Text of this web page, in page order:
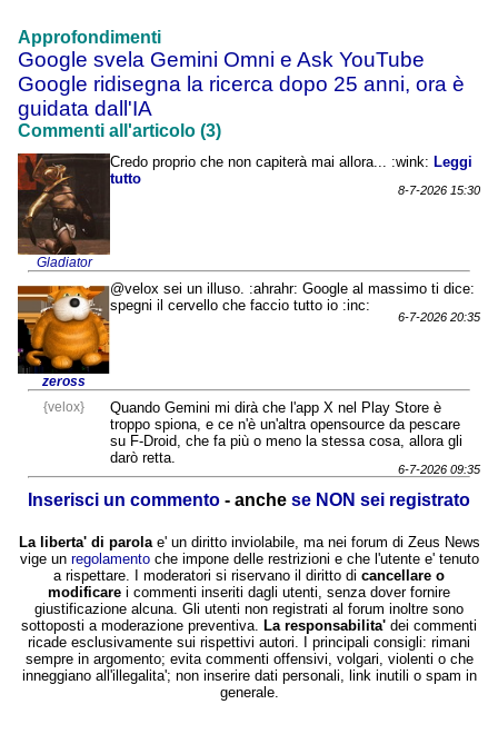
Approfondimenti
Google svela Gemini Omni e Ask YouTube
Google ridisegna la ricerca dopo 25 anni, ora è
guidata dall'IA
Commenti all'articolo (3)
Gladiator
Credo proprio che non capiterà mai allora... :wink: Leggi
tutto
8-7-2026 15:30
zeross
@velox sei un illuso. :ahrahr: Google al massimo ti dice:
spegni il cervello che faccio tutto io :inc:
6-7-2026 20:35
{velox}
Quando Gemini mi dirà che l'app X nel Play Store è
troppo spiona, e ce n'è un'altra opensource da pescare
su F-Droid, che fa più o meno la stessa cosa, allora gli
darò retta.
6-7-2026 09:35
Inserisci un commento - anche se NON sei registrato
La liberta' di parolae' un diritto inviolabile, ma nei forum di Zeus News
vige un regolamentoche impone delle restrizioni e che l'utente e' tenuto
a rispettare. I moderatori si riservano il diritto di cancellare o
modificare i commenti inseriti dagli utenti, senza dover fornire
giustificazione alcuna. Gli utenti non registrati al forum inoltre sono
sottoposti a moderazione preventiva. La responsabilita' dei commenti
ricade esclusivamente sui rispettivi autori. I principali consigli: rimani
sempre in argomento; evita commenti offensivi, volgari, violenti o che
inneggiano all'illegalita'; non inserire dati personali, link inutili o spam in
generale.